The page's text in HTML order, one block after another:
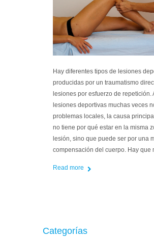
Hay diferentes tipos de lesiones
producidas por un traumatismo
lesiones por esfuerzo de repetición.
lesiones deportivas muchas veces
problemas locales, la causa
no tiene por qué estar en la misma
lesión, sino que puede ser por una
compensación del cuerpo. Hay que
Read more
Categorías